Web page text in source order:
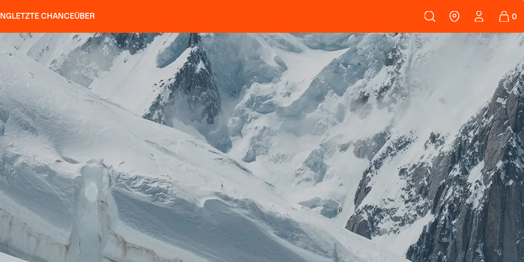
104 LITE
SLAP 112
SLAP 92 SLAP 92
UBAC 102 UBAC 108
HARSCHEISEN
FELLE
LETZTE CHANCEÜBER
SUCHEN